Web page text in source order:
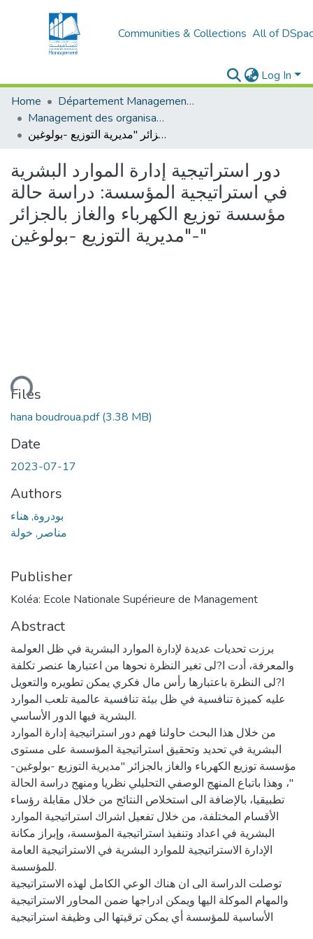
Communities & Collections All of
Log In
Home
Département Management Des Organisations
Management des organisations (MDO)
دور استراتيجية إدارة الموارد البشرية في استراتيجية المؤسسة: دراسة حالة مؤسسة توزيع الكهرباء والغاز بالجزائر "مديرية التوزيع -بولوغين-"
دور استراتيجية إدارة الموارد البشرية
في استراتيجية المؤسسة: دراسة حالة
مؤسسة توزيع الكهرباء والغاز بالجزائر
"مديرية التوزيع -بولوغين-"
Files
hana boudroua.pdf(3.38 MB)
Date
2023-07-17
Authors
بودروة, هناء
مناصر, خولة
Publisher
Koléa: Ecole Nationale Supérieure de Management
Abstract
برزت تحديات عديدة لإدارة الموارد البشرية في ظل العولمة
والمعرفة، أدت ا?لى تغير النظرة نحوها من اعتبارها عنصر تكلفة
ا?لى النظرة باعتبارها رأس مال فكري يمكن تطويره والتعويل
عليه كميزة تنافسية في ظل بيئة تنافسية عالمية تلعب الموارد
البشرية فيها الدور الأساسي.
من خلال هذا البحث حاولنا فهم دور استراتيجية إدارة الموارد
البشرية في تحديد وتحقيق استراتيجية المؤسسة على مستوى
مؤسسة توزيع الكهرباء والغاز بالجزائر "مديرية التوزيع -بولوغين-
"، وهذا باتباع المنهج الوصفي التحليلي نظريا ومنهج دراسة الحالة
تطبيقيا، بالإضافة الى استخلاص النتائج من خلال مقابلة رؤساء
الأقسام المختلفة، من خلال تفعيل اشراك استراتيجية الموارد
البشرية في اعداد وتنفيذ استراتيجية المؤسسة، وإبراز مكانة
الإدارة الاستراتيجية للموارد البشرية في الاستراتيجية العامة
للمؤسسة.
توصلت الدراسة الى ان هناك الوعي الكامل لهذه الاستراتيجية
والمهام الموكلة اليها ويمكن ادراجها ضمن المحاور الاستراتيجية
الأساسية للمؤسسة أي يمكن ترقيتها الى وظيفة استراتيجية